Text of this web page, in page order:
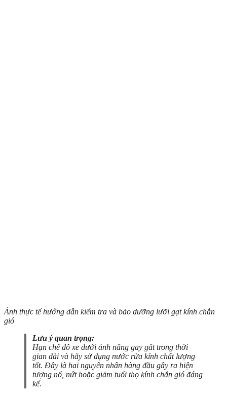
Ảnh thực tế hướng dẫn kiểm tra và bảo dưỡng lưỡi gạt kính chắn
gió
Lưu ý quan trọng:
Hạn chế đỗ xe dưới ánh nắng gay gắt trong thời
gian dài và hãy sử dụng nước rửa kính chất lượng
tốt. Đây là hai nguyên nhân hàng đầu gây ra hiện
tượng nổ, nứt hoặc giảm tuổi thọ kính chắn gió đáng
kể.